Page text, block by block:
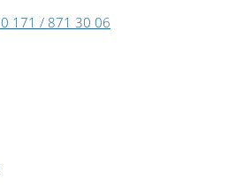
0 171 / 871 30 06